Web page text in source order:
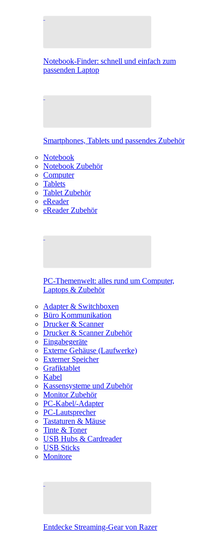
Notebook-Finder: schnell und einfach zum
passenden Laptop
Smartphones, Tablets und passendes Zubehör
Notebook
Notebook Zubehör
Computer
Tablets
Tablet Zubehör
eReader
eReader Zubehör
PC-Themenwelt: alles rund um Computer,
Laptops & Zubehör
Adapter & Switchboxen
Büro Kommunikation
Drucker & Scanner
Drucker & Scanner Zubehör
Eingabegeräte
Externe Gehäuse (Laufwerke)
Externer Speicher
Grafiktablet
Kabel
Kassensysteme und Zubehör
Monitor Zubehör
PC-Kabel/-Adapter
PC-Lautsprecher
Tastaturen & Mäuse
Tinte & Toner
USB Hubs & Cardreader
USB Sticks
Monitore
Entdecke Streaming-Gear von Razer